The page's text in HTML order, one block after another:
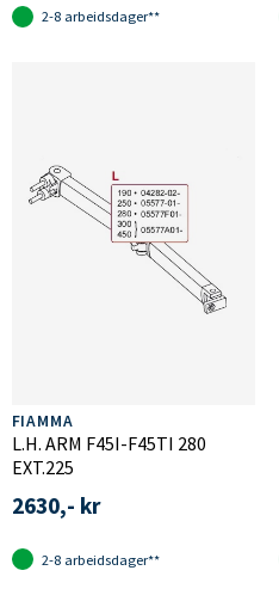
2-8 arbeidsdager**
FIAMMA
L.H. ARM F45I-F45TI 280
EXT.225
2630,- kr
2-8 arbeidsdager**